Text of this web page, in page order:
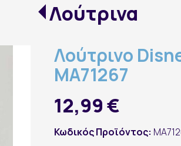
Λούτρινα
Λούτρινο
MA71267
12,99 €
Κωδικός Προϊόντος: